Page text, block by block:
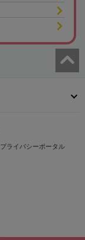
プライバシーポータル